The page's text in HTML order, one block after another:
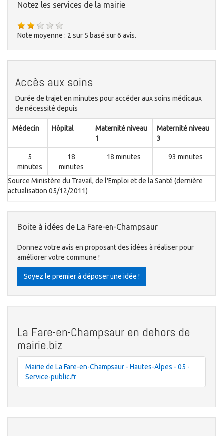
Notez les services de la mairie
Note moyenne : 2 sur 5 basé sur6 avis.
Accès aux soins
Durée de trajet en minutes pour accéder aux soins médicaux
de nécessité depuis
Médecin Hôpital
Maternité niveau
1
Maternité niveau
3
5
minutes
18
minutes
18 minutes 93 minutes
Source Ministère du Travail, de l'Emploi et de la Santé (dernière
actualisation 05/12/2011)
Boite à idées de La Fare-en-Champsaur
Donnez votre avis en proposant des idées à réaliser pour
améliorer votre commune !
Soyez le premier à déposer une idée !
La Fare-en-Champsaur en dehors de
mairie.biz
Mairie de La Fare-en-Champsaur - Hautes-Alpes - 05 -
Service-public.fr